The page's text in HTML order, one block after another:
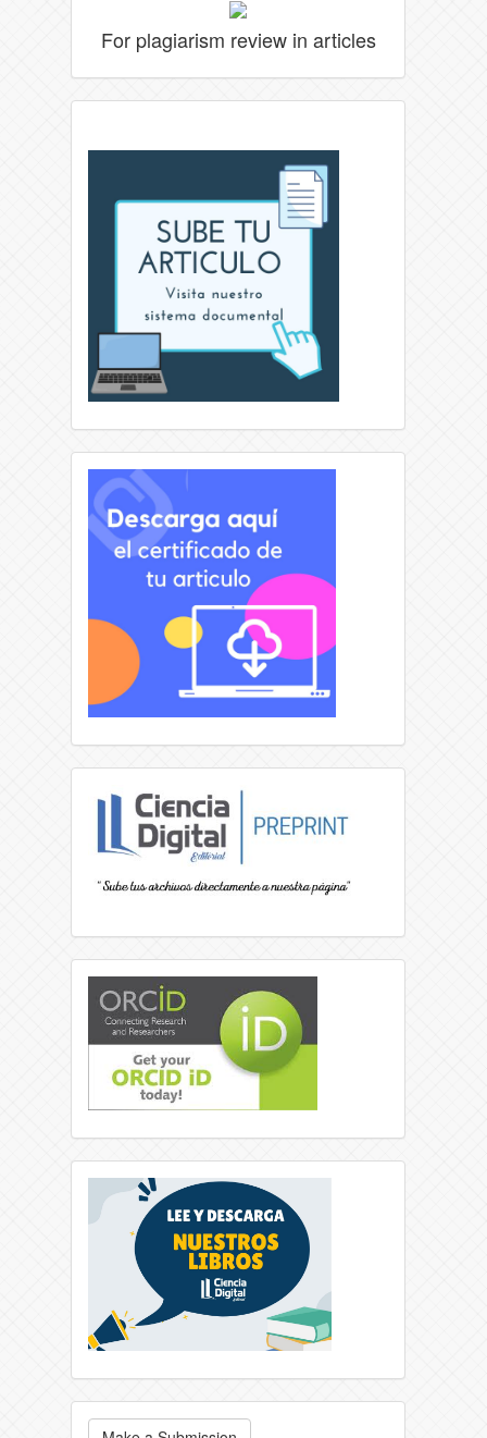
For plagiarism review in articles